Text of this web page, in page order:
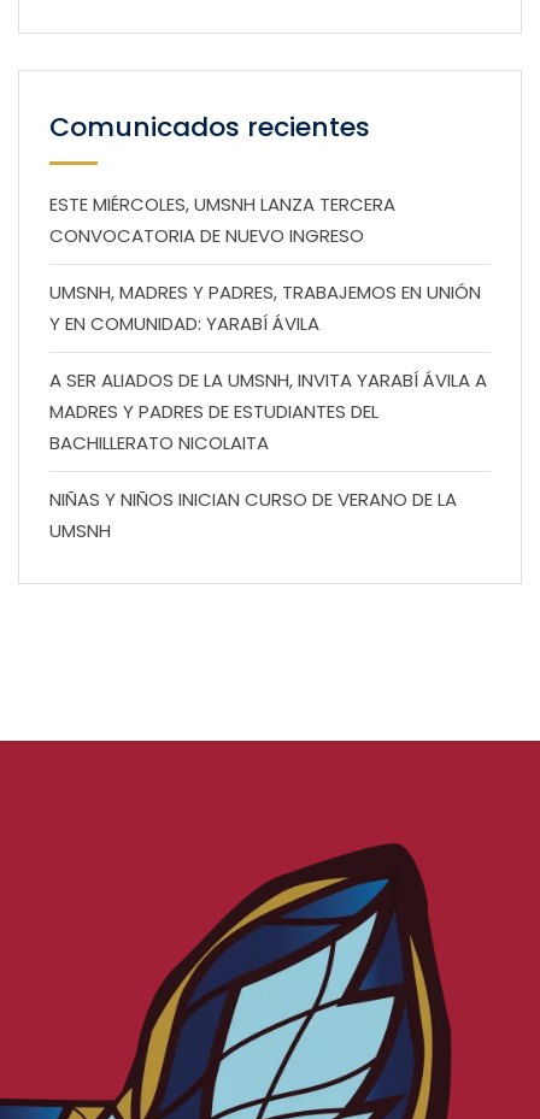
Comunicados recientes
ESTE MIÉRCOLES, UMSNH LANZA TERCERA
CONVOCATORIA DE NUEVO INGRESO
UMSNH, MADRES Y PADRES, TRABAJEMOS EN UNIÓN
Y EN COMUNIDAD: YARABÍ ÁVILA
A SER ALIADOS DE LA UMSNH, INVITA YARABÍ ÁVILA A
MADRES Y PADRES DE ESTUDIANTES DEL
BACHILLERATO NICOLAITA
NIÑAS Y NIÑOS INICIAN CURSO DE VERANO DE LA
UMSNH